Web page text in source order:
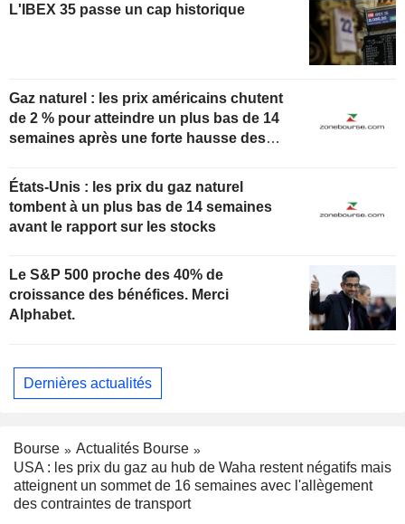
L'IBEX 35 passe un cap historique
Gaz naturel : les prix américains chutent
de 2 % pour atteindre un plus bas de 14
semaines après une forte hausse des
États-Unis : les prix du gaz naturel
tombent à un plus bas de 14 semaines
avant le rapport sur les stocks
Le S&P 500 proche des 40% de
croissance des bénéfices. Merci
Alphabet.
Dernières actualités
Bourse
Actualités Bourse
USA : les prix du gaz au hub de Waha restent négatifs mais
atteignent un sommet de 16 semaines avec l'allègement
des contraintes de transport